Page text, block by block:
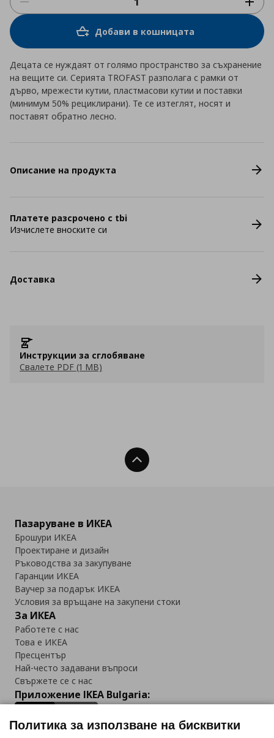
Добави в кошницата
Децата се нуждаят от голямо пространство за съхранение
на вещите си. Серията TROFAST разполага с рамки от
дърво, мрежести кутии, пластмасови кутии и поставки
(минимум 50% рециклирани). Те се изтеглят, носят и
поставят обратно лесно.
Описание на продукта
Платете разсрочено с tbi
Изчислете вноските си
Доставка
Инструкции за сглобяване
Свалете PDF (1 MB)
Нагоре
Пазаруване в ИКЕА
Брошури ИКЕА
Проектиране и дизайн
Ръководства за закупуване
Гаранции ИКЕА
Ваучер за подарък ИКЕА
Условия за връщане на закупени стоки
За ИКЕА
Работете с нас
Това е ИКЕА
Пресцентър
Най-често задавани въпроси
Свържете се с нас
Приложение IKEA Bulgaria:
Политика за използване на бисквитки